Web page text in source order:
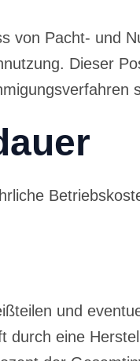
von Pacht- und
Dieser
und
eine